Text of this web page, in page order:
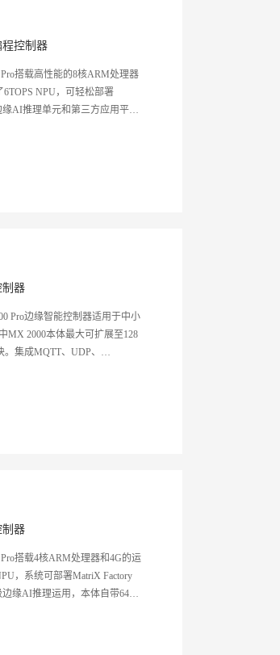
控制器
搭载高性能的8核ARM处理器
NPU，可轻松部署
缘AI推理单元和第三方应用平
理配置，有效的进行云边端闭
制器
Pro边缘智能控制器适用于中小
MX 2000本体最大可扩展至128
集成MQTT、UDP、
制器
搭载4核ARM处理器和4G的运
，系统可部署MatriX Factory
缘AI推理运用，本体自带64点
字化底座。